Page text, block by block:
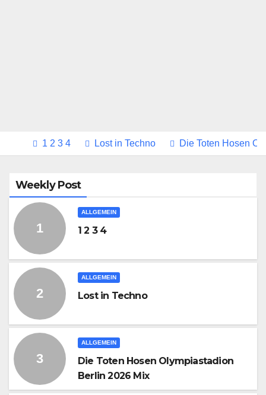
1 2 3 4 Lost in Techno Die Toten Hosen
Weekly Post
ALLGEMEIN
1 2 3 4
ALLGEMEIN
Lost in Techno
ALLGEMEIN
Die Toten Hosen Olympiastadion
Berlin 2026 Mix